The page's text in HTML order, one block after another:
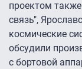
проектом
связь",
космические
обсудили
с бортовой